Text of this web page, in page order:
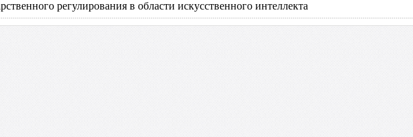
регулирования в области искусственного интеллекта